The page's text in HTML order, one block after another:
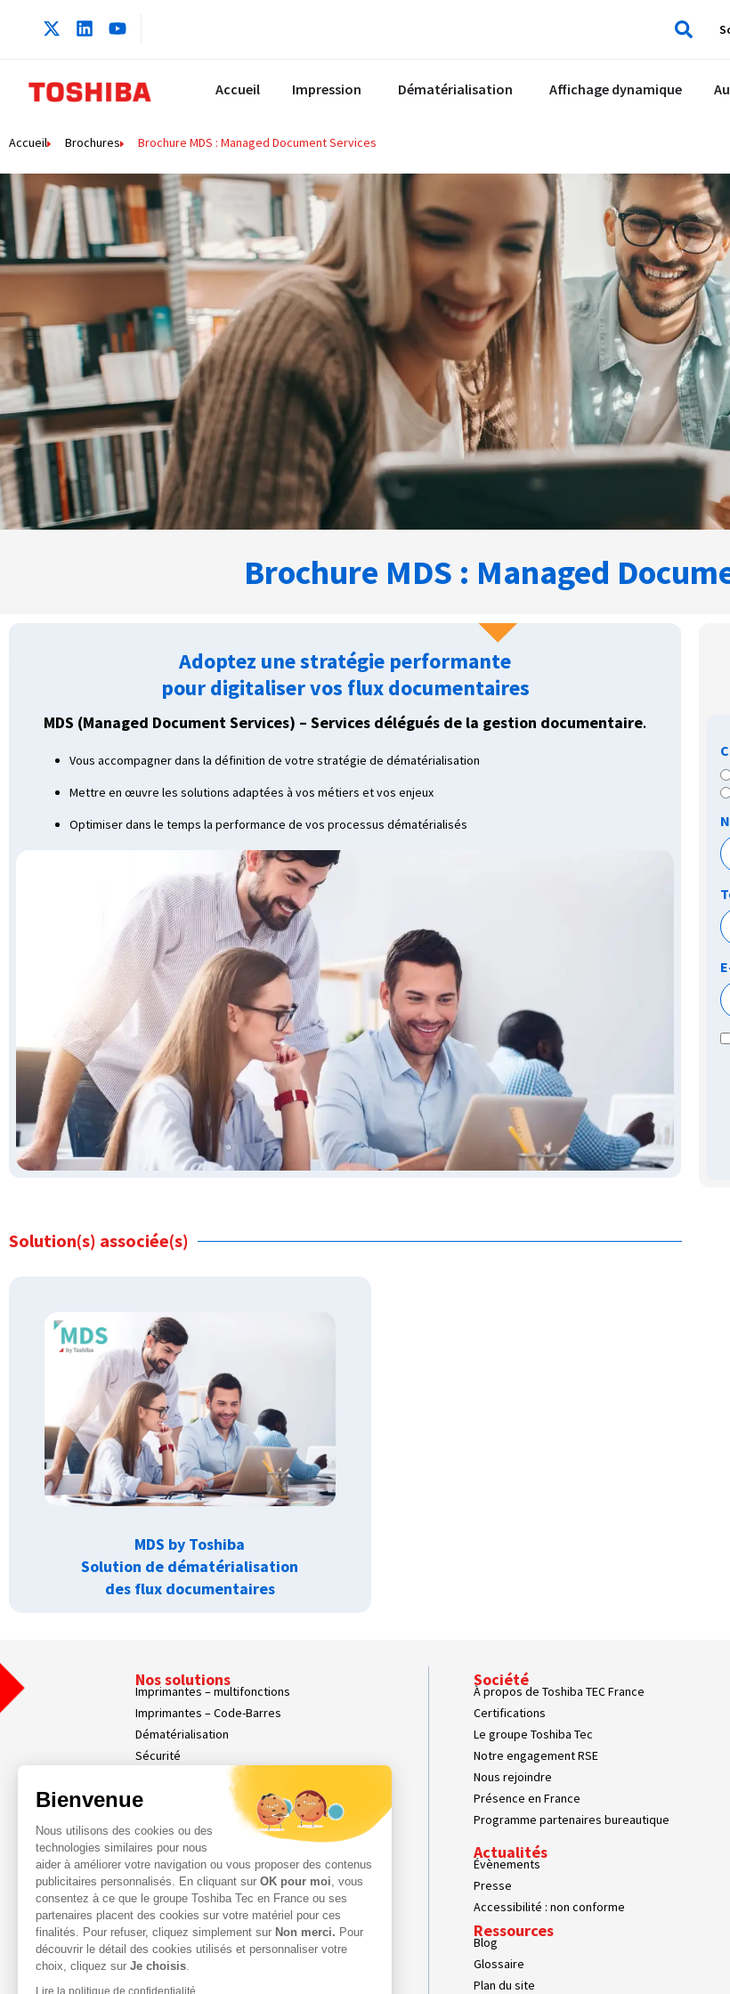
Accueil Impression Dématérialisation Affichage dynamique
Accueil Brochures Brochure MDS : Managed Document Services
Brochure MDS : Managed
Adoptez une stratégie performante
pour digitaliser vos flux documentaires
MDS (Managed Document Services) – Services délégués de la gestion documentaire.
Vous accompagner dans la définition de votre stratégie de dématérialisation
Mettre en œuvre les solutions adaptées à vos métiers et vos enjeux
Optimiser dans le temps la performance de vos processus dématérialisés
Solution(s) associée(s)
MDS by Toshiba
Solution de dématérialisation
des flux documentaires
Nos solutions
Imprimantes – multifonctions
Imprimantes – Code-Barres
Dématérialisation
Sécurité
Affichage dynamique
Nos Services
Services Parc d’Impression
Services Professionnels
Demande d'assistance
Contact
Espace Client
Société
À propos de Toshiba TEC France
Certifications
Le groupe Toshiba Tec
Notre engagement RSE
Nous rejoindre
Présence en France
Programme partenaires bureautique
Actualités
Évènements
Presse
Accessibilité : non conforme
Ressources
Blog
Glossaire
Plan du site
Bienvenue
Nous utilisons des cookies ou des
technologies similaires pour nous
aider à améliorer votre navigation ou vous proposer des contenus
publicitaires personnalisés. En cliquant sur OK pour moi , vous
consentez à ce que le groupe Toshiba Tec en France ou ses
partenaires placent des cookies sur votre matériel pour ces
finalités. Pour refuser, cliquez simplement sur Non merci. Pour
découvrir le détail des cookies utilisés et personnaliser votre
choix, cliquez sur Je choisis
Lire la politique de confidentialité